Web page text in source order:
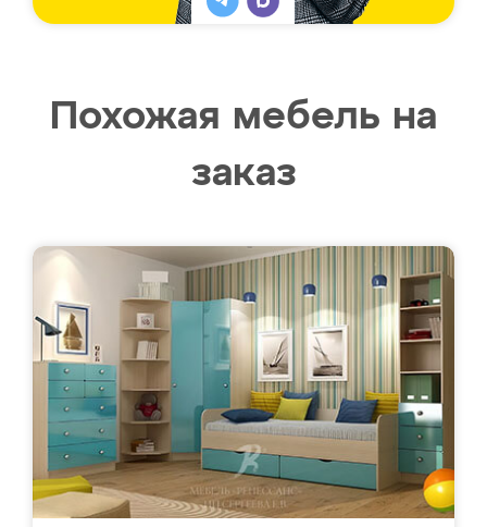
Похожая мебель на
заказ